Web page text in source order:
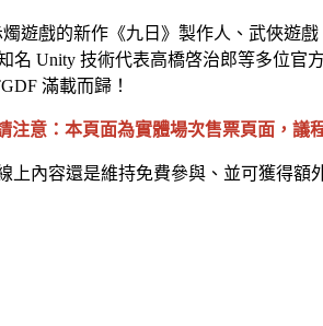
燭遊戲的新作《九日》製作人、武俠遊
名 Unity 技術代表高橋啓治郎等多位
滿載而歸！
意：本頁面為實體場次售票頁面，
上內容還是維持免費參與、並可獲得額